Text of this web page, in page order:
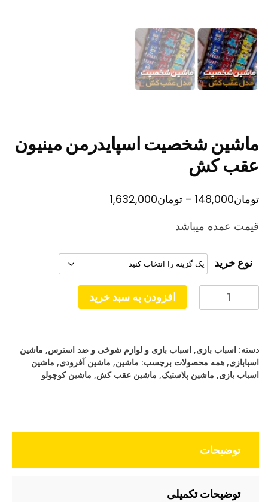
ماشین شخصیت اسپایدرمن مینیون
عقب کش
تومان148,000
– تومان1,632,000محدوده
تا
تومان1,632,000
قیمت عمده میباشد
نوع خرید
شخصیت
عقب
کش
افزودن به سبد خرید
دسته: اسباب بازی, اسباب بازی و لوازم شوخی و ضد استرس, ماشین
اسبابازی, همه محصولات برچسب: ماشین, ماشین آفرودی, ماشین
اسباب بازی, ماشین پلاستیک, ماشین عقب کش, ماشین کوچولو
توضیحات
توضیحات تکمیلی